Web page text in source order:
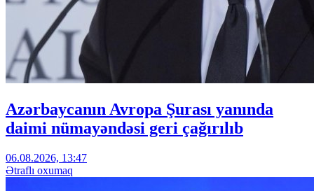
Azərbaycanın Avropa Şurası yanında
daimi nümayəndəsi geri çağırılıb
06.08.2026, 13:47
Ətraflı oxumaq